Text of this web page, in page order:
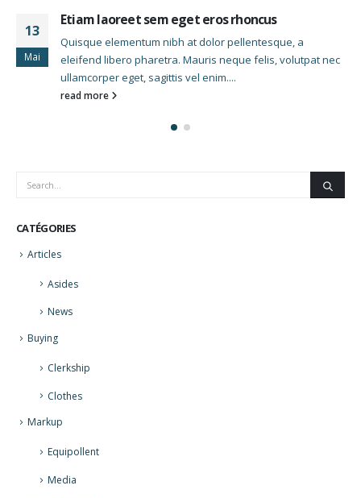
13
Mar
Etiam laoreet sem eget eros rhoncus
Quisque elementum nibh at dolor pellentesque, a
eleifend libero pharetra. Mauris neque felis, volutpat nec
ullamcorper eget, sagittis vel enim....
read more
CATÉGORIES
Articles
Asides
News
Buying
Clerkship
Clothes
Markup
Equipollent
Media